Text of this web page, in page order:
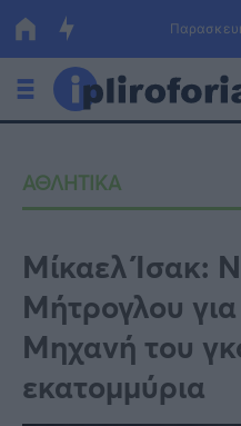
Οικονομία
Πολιτική
Τράπεζες
Επιδοτήσεις
Κόσμος
Lifestyle
ΑΘΛΗΤΙΚΑ
Μίκαελ Ίσακ:
Μήτρογλου
Μηχανή του
εκατομμύρια